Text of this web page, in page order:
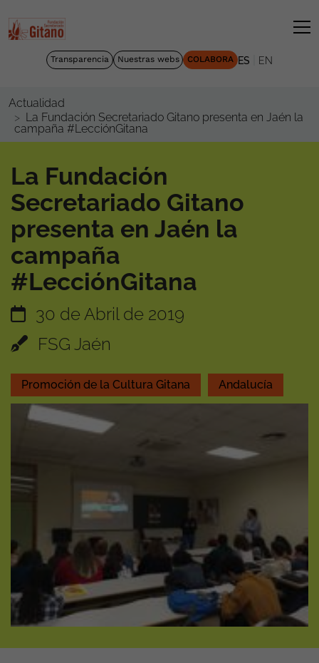
Transparencia Nuestras webs COLABORA ES EN
Actualidad
La Fundación Secretariado Gitano presenta en Jaén la
campaña #LecciónGitana
La Fundación
Secretariado Gitano
presenta en Jaén la
campaña
#LecciónGitana
30 de Abril de 2019
FSG Jaén
Promoción de la Cultura Gitana Andalucía